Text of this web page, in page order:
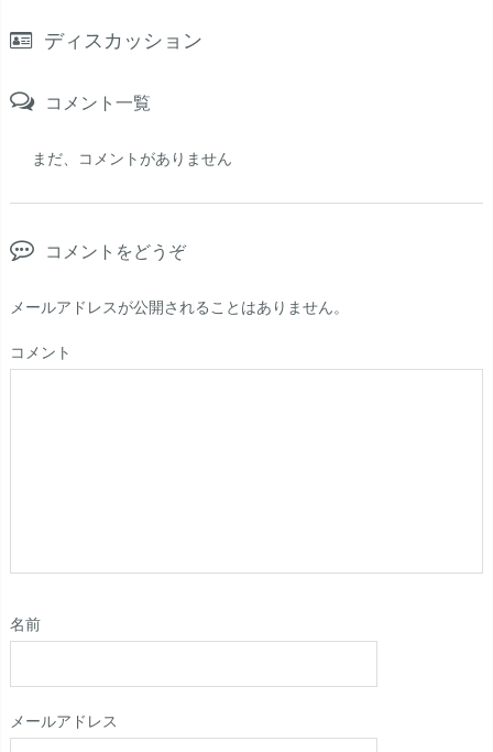
ディスカッション
コメント一覧
まだ、コメントがありません
コメントをどうぞ
メールアドレスが公開されることはありません。
コメント
名前
メールアドレス